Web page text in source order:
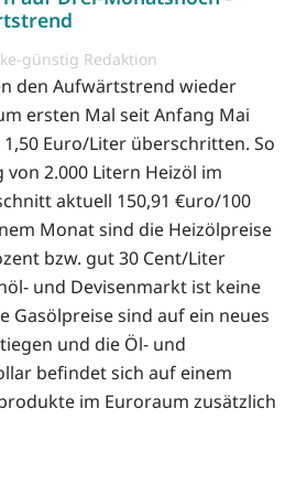
günstig Redaktion
den Aufwärtstrend wieder
ersten Mal seit Anfang Mai
Euro/Liter überschritten. So
2.000 Litern Heizöl im
aktuell 150,91 €uro/100
Monat sind die Heizölpreise
bzw. gut 30 Cent/Liter
und Devisenmarkt ist keine
Gasölpreise sind auf ein neues
und die Öl- und
befindet sich auf einem
im Euroraum zusätzlich